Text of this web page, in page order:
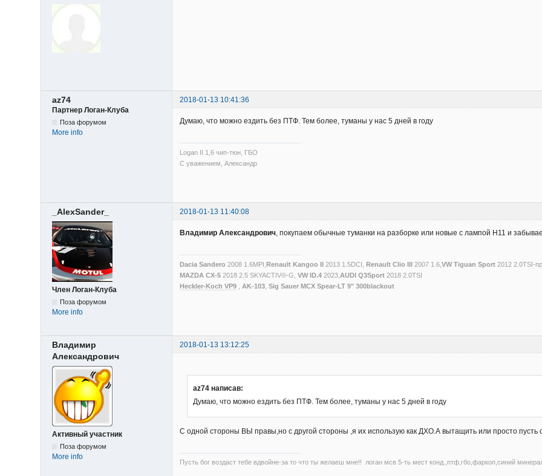
az74
2018-01-13 10:41:36
Партнер Логан-Клуба
Поза форумом
More info
Думаю, что можно ездить без ПТФ. Тем более, туманы у нас 5 дней в году
Logan II 1,6 чип-тюн, ГБО
С уважением, Александр
_AlexSander_ 2018-01-13 11:40:08
Член Логан-Клуба
Поза форумом
More info
Владимир Александрович, покупаем обычные туманки на разборке или новые с лампой Н11 и
Dacia Sandero 2008 1.6MPI,Renault Kangoo II 2013 1.5DCI,Renault Clio III 2007 1.6,VW Tiguan Sport 2012 2.0TSI-
MAZDA CX-5 2018 2.5 SKYACTIV®-G,VW ID.4 2023, AUDI Q3Sport 2018 2.0TSI
Heckler-Koch VP9
AK-103 ,Sig Sauer MCX Spear-LT 9" 300blackout
Владимир
Александрович
2018-01-13 13:12:25
Активный участник
Поза форумом
More info
az74 написав:
Думаю, что можно ездить без ПТФ. Тем более, туманы у нас 5 дней в году
С одной стороны ВЫ правы,но с другой стороны ,я их использую как ДХО.А вытащить или просто пусть
Пусть бог воздаст тебе вдвойне-за то что ты желаеш мне!! логан мсв 5-ть мест конд.,птф,гбо,фаркоп,синий